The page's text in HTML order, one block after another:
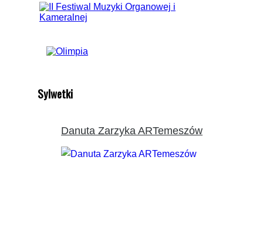
Sylwetki
Danuta Zarzyka ARTemeszów